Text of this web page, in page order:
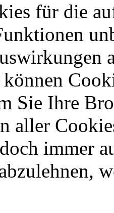
für die
können
Sie Ihre
aller
immer